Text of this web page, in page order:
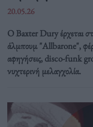
20.05.26
Ο Baxter Dury έρχεται
άλμπουμ "Allbarone",
αφηγήσεις, disco-funk
νυχτερινή μελαγχολία.